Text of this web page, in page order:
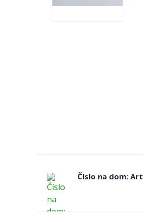
Číslo na dom: Art